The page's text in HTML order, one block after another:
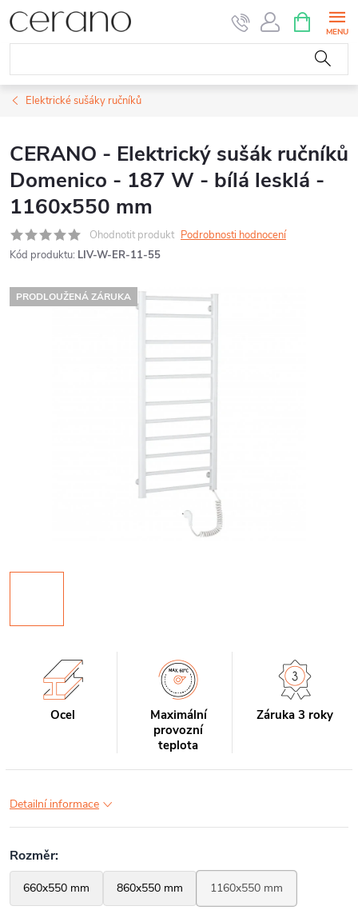
Přejít
na
obsah
NÁKUPNÍ
KOŠÍK
Elektrické sušáky ručníků
CERANO - Elektrický sušák ručníků
Domenico - 187 W - bílá lesklá -
1160x550 mm
Ohodnotit produkt Podrobnosti hodnocení
Kód produktu: LIV-W-ER-11-55
PRODLOUŽENÁ ZÁRUKA
Ocel
Maximální
provozní
teplota
Záruka 3 roky
Detailní informace